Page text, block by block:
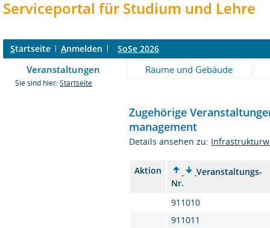
Serviceportal für Studium und Lehre
Startseite Anmelden SoSe 2026
Veranstaltungen Räume und Gebäude
Sie sind hier: Startseite
Zugehörige
management
Details ansehen zu:
Aktion
Veranstaltungs-
Nr.
911010
911011